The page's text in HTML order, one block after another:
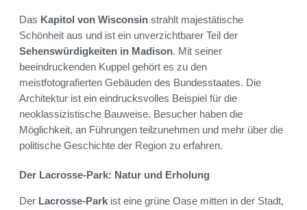
Das Kapitol von Wisconsin strahlt majestätische
Schönheit aus und ist ein unverzichtbarer Teil der
Sehenswürdigkeiten in Madison. Mit seiner
beeindruckenden Kuppel gehört es zu den
meistfotografierten Gebäuden des Bundesstaates. Die
Architektur ist ein eindrucksvolles Beispiel für die
neoklassizistische Bauweise. Besucher haben die
Möglichkeit, an Führungen teilzunehmen und mehr über die
politische Geschichte der Region zu erfahren.
Der Lacrosse-Park: Natur und Erholung
Der Lacrosse-Park ist eine grüne Oase mitten in der Stadt,